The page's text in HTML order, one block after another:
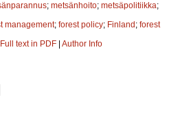
; metsänhoito; metsäpolitiikka;
management; forest policy; Finland ; forest
Full text in PDF Author Info